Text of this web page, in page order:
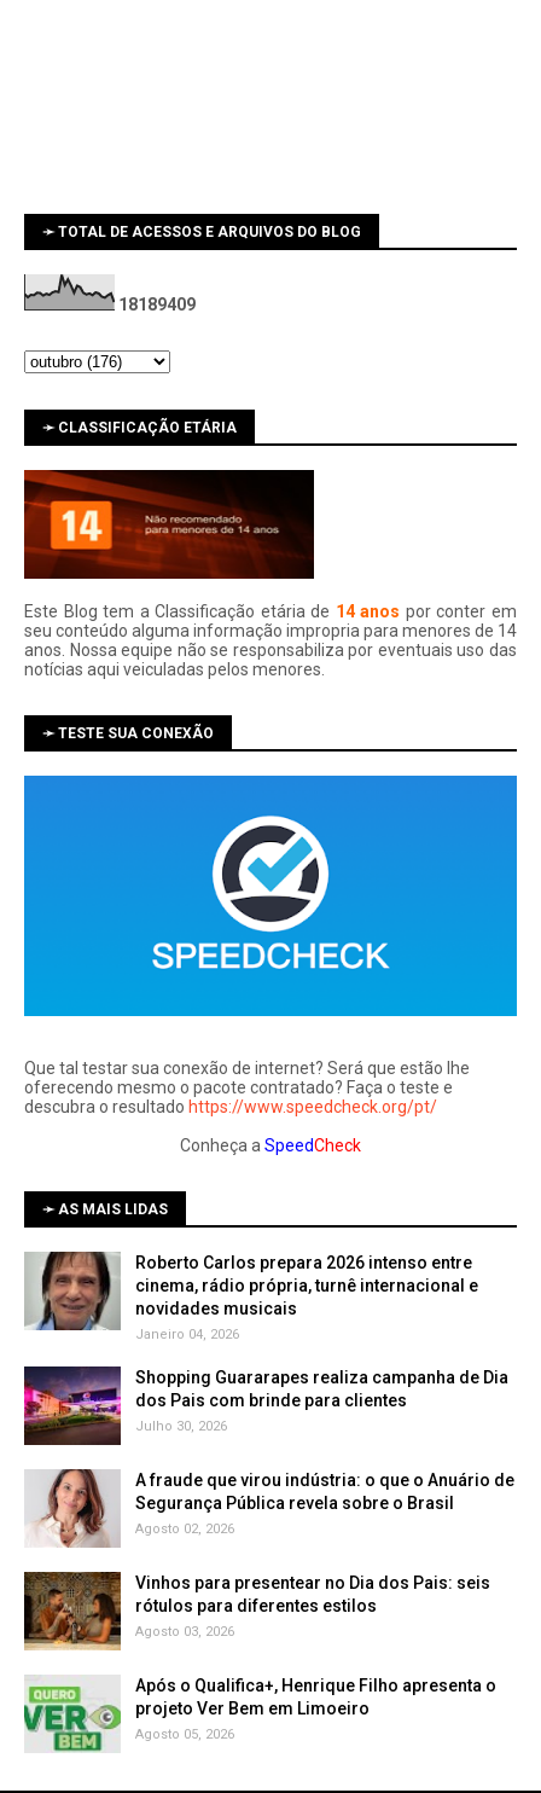
➛ TOTAL DE ACESSOS E ARQUIVOS DO BLOG
18189409
➛ CLASSIFICAÇÃO ETÁRIA
Este Blog tem a Classificação etária de 14 anos por conter em
seu conteúdo alguma informação impropria para menores de 14
anos. Nossa equipe não se responsabiliza por eventuais uso das
notí­cias aqui veiculadas pelos menores.
➛ TESTE SUA CONEXÃO
Que tal testar sua conexão de internet? Será que estão lhe
oferecendo mesmo o pacote contratado? Faça o teste e
descubra o resultado https://www.speedcheck.org/pt/
Conheça a SpeedCheck
➛ AS MAIS LIDAS
Roberto Carlos prepara 2026 intenso entre
cinema, rádio própria, turnê internacional e
novidades musicais
Janeiro 04, 2026
Shopping Guararapes realiza campanha de Dia
dos Pais com brinde para clientes
Julho 30, 2026
A fraude que virou indústria: o que o Anuário de
Segurança Pública revela sobre o Brasil
Agosto 02, 2026
Vinhos para presentear no Dia dos Pais: seis
rótulos para diferentes estilos
Agosto 03, 2026
Após o Qualifica+, Henrique Filho apresenta o
projeto Ver Bem em Limoeiro
Agosto 05, 2026